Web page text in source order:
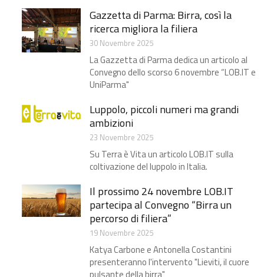
Gazzetta di Parma: Birra, così la
ricerca migliora la filiera​
30 Novembre 2025
La Gazzetta di Parma dedica un articolo al
Convegno dello scorso 6 novembre “LOB.IT e
UniParma"
Luppolo, piccoli numeri ma grandi
ambizioni​
23 Novembre 2025
Su Terra è Vita un articolo LOB.IT sulla
coltivazione del luppolo in Italia.
Il prossimo 24 novembre LOB.IT
partecipa al Convegno “Birra un
percorso di filiera”
19 Novembre 2025
Katya Carbone e Antonella Costantini
presenteranno l'intervento "Lieviti, il cuore